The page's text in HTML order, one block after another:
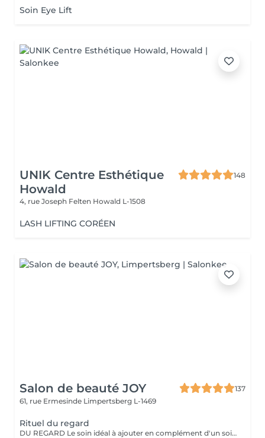
Soin Eye Lift
UNIK Centre Esthétique
Howald
148
4, rue Joseph Felten Howald L-1508
LASH LIFTING CORÉEN
Salon de beauté JOY
137
61, rue Ermesinde Limpertsberg L-1469
Rituel du regard
DU REGARD Le soin idéal à ajouter en complément d'un soin du visage. Le rituel du regard, qu'il soit pratiqué seul ou en complément d'un soin, offre un effet revitalisant et drainant grâce à des techniques de massage manuelles et au gua sha spécialement adapté à la zone du contour des yeux.